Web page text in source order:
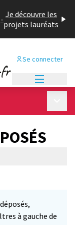
- Je découvre les
projets lauréats
Se connecter
à gauche de